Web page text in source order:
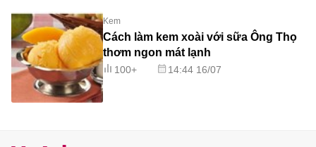
Kem
Cách làm kem xoài với sữa Ông Thọ
thơm ngon mát lạnh
100+ 14:44 16/07